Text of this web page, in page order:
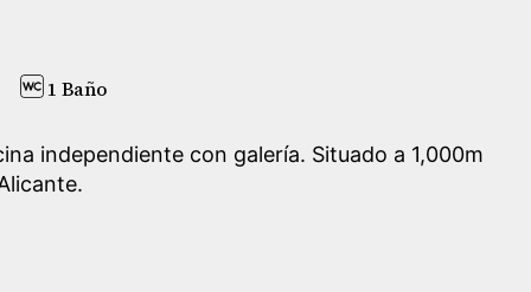
1 Baño
independiente con galería. Situado a 1,000m